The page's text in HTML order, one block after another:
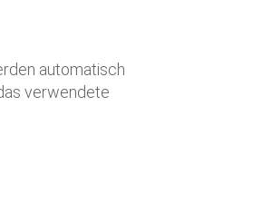
automatisch
verwendete